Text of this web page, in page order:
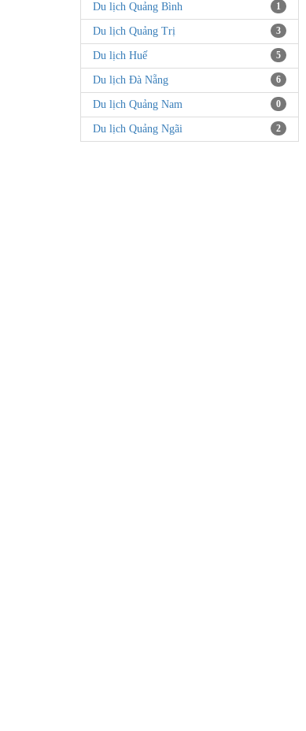
Du lịch Quảng Bình 1
Du lịch Quảng Trị 3
Du lịch Huế 5
Du lịch Đà Nẵng 6
Du lịch Quảng Nam 0
Du lịch Quảng Ngãi 2